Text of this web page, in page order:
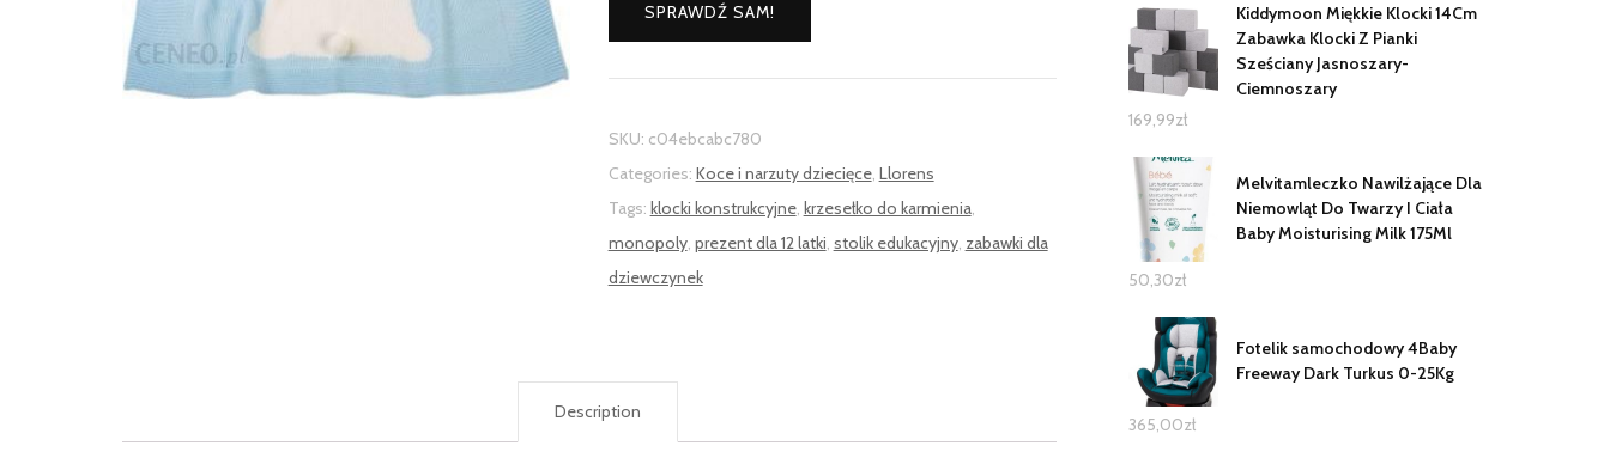
SPRAWDŹ SAM!
SKU: c04ebcabc780
Categories: Koce i narzuty dziecięce, Llorens
Tags: klocki konstrukcyjne, krzesełko do karmienia,
monopoly, prezent dla 12 latki, stolik edukacyjny, zabawki dla
dziewczynek
Description
Kiddymoon Miękkie Klocki 14Cm
Zabawka Klocki Z Pianki
Sześciany Jasnoszary-
Ciemnoszary
169,99zł
Melvitamleczko Nawilżające Dla
Niemowląt Do Twarzy I Ciała
Baby Moisturising Milk 175Ml
50,30zł
Fotelik samochodowy 4Baby
Freeway Dark Turkus 0-25Kg
365,00zł